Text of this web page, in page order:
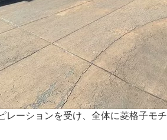
レーションを受け、全体に菱格子モチ